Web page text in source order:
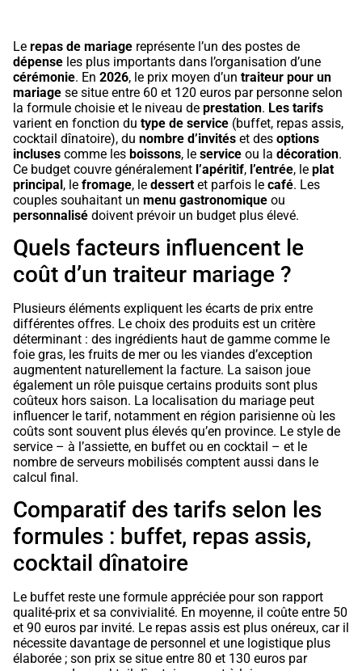
Le repas de mariage représente l’un des postes de
dépense les plus importants dans l’organisation d’une
cérémonie. En 2026, le prix moyen d’un traiteur pour un
mariage se situe entre 60 et 120 euros par personne selon
la formule choisie et le niveau de prestation. Les tarifs
varient en fonction du type de service (buffet, repas assis,
cocktail dînatoire), du nombre d’invités et des options
incluses comme les boissons, le service ou la décoration.
Ce budget couvre généralement l’apéritif, l’entrée, le plat
principal, le fromage, le dessert et parfois le café. Les
couples souhaitant un menu gastronomique ou
personnalisé doivent prévoir un budget plus élevé.
Quels facteurs influencent le
coût d’un traiteur mariage ?
Plusieurs éléments expliquent les écarts de prix entre
différentes offres. Le choix des produits est un critère
déterminant : des ingrédients haut de gamme comme le
foie gras, les fruits de mer ou les viandes d’exception
augmentent naturellement la facture. La saison joue
également un rôle puisque certains produits sont plus
coûteux hors saison. La localisation du mariage peut
influencer le tarif, notamment en région parisienne où les
coûts sont souvent plus élevés qu’en province. Le style de
service – à l’assiette, en buffet ou en cocktail – et le
nombre de serveurs mobilisés comptent aussi dans le
calcul final.
Comparatif des tarifs selon les
formules : buffet, repas assis,
cocktail dînatoire
Le buffet reste une formule appréciée pour son rapport
qualité-prix et sa convivialité. En moyenne, il coûte entre 50
et 90 euros par invité. Le repas assis est plus onéreux, car il
nécessite davantage de personnel et une logistique plus
élaborée ; son prix se situe entre 80 et 130 euros par